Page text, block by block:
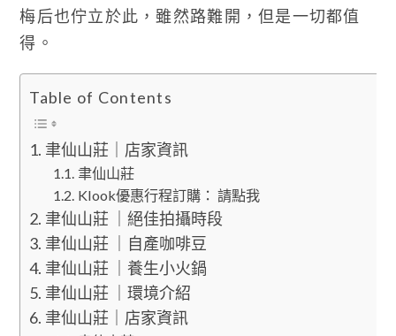
梅后也佇立於此，雖然路難開，但是一切都值
得。
Table of Contents
聿仙山莊｜店家資訊
聿仙山莊
Klook優惠行程訂購： 請點我
聿仙山莊 ｜絕佳拍攝時段
聿仙山莊 ｜自產咖啡豆
聿仙山莊 ｜養生小火鍋
聿仙山莊 ｜環境介紹
聿仙山莊｜店家資訊